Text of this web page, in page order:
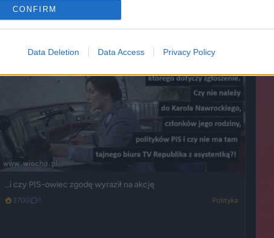
CONFIRM
Data Deletion Data Access Privacy Policy
...i czy PIS-owiec zgodę wyraził na akcję
3700 1 Polityka